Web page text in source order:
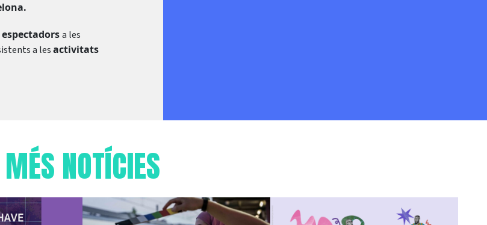
espectadorsa les
a lesactivitats
MÉS NOTÍCIES